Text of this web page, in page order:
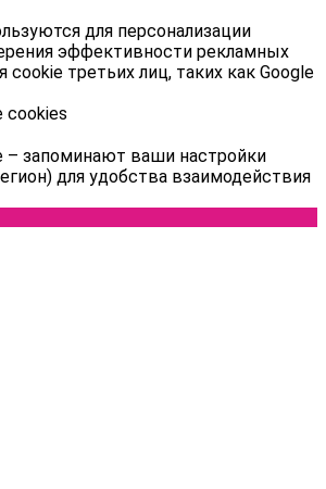
для персонализации
эффективности рекламных
cookie третьих лиц, таких как Google
cookies
– запоминают ваши настройки
для удобства взаимодействия